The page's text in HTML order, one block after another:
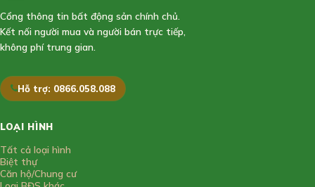
Cổng thông tin bất động sản chính chủ.
Kết nối người mua và người bán trực tiếp,
không phí trung gian.
Hỗ trợ: 0866.058.088
LOẠI HÌNH
Tất cả loại hình
Biệt thự
Căn hộ/Chung cư